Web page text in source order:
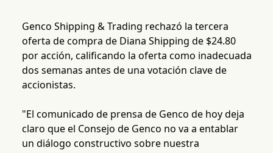
Genco Shipping & Trading rechazó la tercera
oferta de compra de Diana Shipping de $24.80
por acción, calificando la oferta como inadecuada
dos semanas antes de una votación clave de
accionistas.
"El comunicado de prensa de Genco de hoy deja
claro que el Consejo de Genco no va a entablar
un diálogo constructivo sobre nuestra